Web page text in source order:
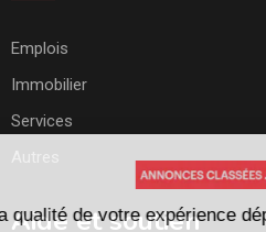
Emplois
Immobilier
Services
Aide et soutien